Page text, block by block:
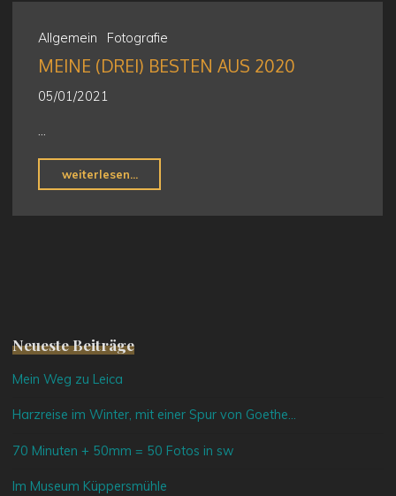
das
Allgemein Fotografie
MEINE (DREI) BESTEN AUS 2020
05/01/2021
…
weiterlesen...
(drei)
Besten
Neueste Beiträge
Mein Weg zu Leica
Harzreise im Winter, mit einer Spur von Goethe…
70 Minuten + 50mm = 50 Fotos in sw
Im Museum Küppersmühle